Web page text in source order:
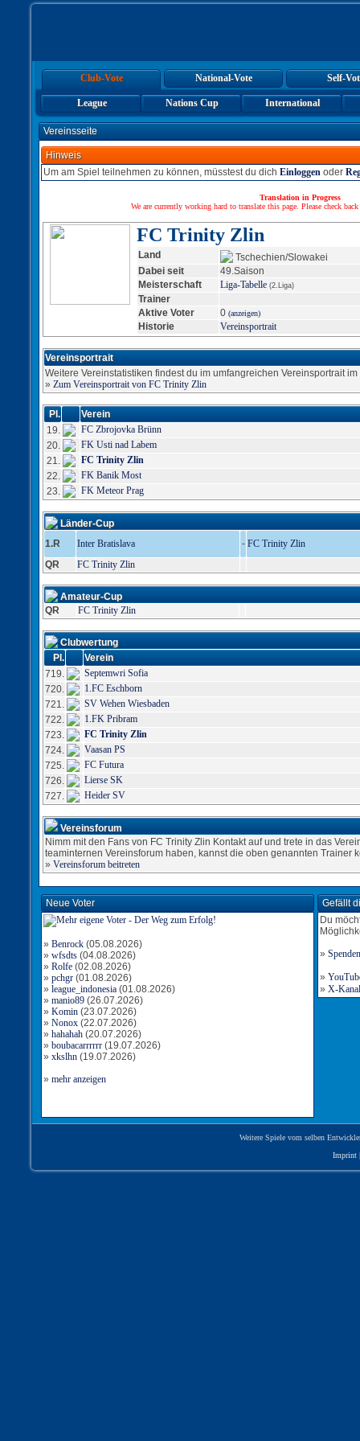
Club-Vote National-Vote Self-
League Nations Cup International
Vereinsseite
Hinweis
Um am Spiel teilnehmen zu können, müsstest du dich Einloggen oder
Translation in Progress
We are currently working hard to translate this page. Please check
FC Trinity Zlin
Land
Tschechien/Slowakei
Dabei seit
49.Saison
Meisterschaft
Liga-Tabelle (2.Liga)
Trainer
Aktive Voter
0 (anzeigen)
Historie Vereinsportrait
Vereinsportrait
Weitere Vereinstatistiken findest du im umfangreichen Vereinsportrait
» Zum Vereinsportrait von FC Trinity Zlin
Pl.
Verein
19.
FC Zbrojovka Brünn
20.
FK Usti nad Labem
21.
FC Trinity Zlin
22.
FK Banik Most
23.
FK Meteor Prag
Länder-Cup
1.R
Inter Bratislava - FC Trinity Zlin
QR
FC Trinity Zlin
Amateur-Cup
QR
FC Trinity Zlin
Clubwertung
Pl.
Verein
719.
Septemwri Sofia
720.
1.FC Eschborn
721.
SV Wehen Wiesbaden
722.
1.FK Pribram
723.
FC Trinity Zlin
724.
Vaasan PS
725.
FC Futura
726.
Lierse SK
727.
Heider SV
Vereinsforum
Nimm mit den Fans von FC Trinity Zlin Kontakt auf und trete in das
teaminternen Vereinsforum haben, kannst die oben genannten Trainer
» Vereinsforum beitreten
Neue Voter
» Benrock (05.08.2026)
» wfsdts (04.08.2026)
» Rolfe (02.08.2026)
» pchgr (01.08.2026)
» league_indonesia (01.08.2026)
» manio89 (26.07.2026)
» Komin (23.07.2026)
» Nonox (22.07.2026)
» hahahah (20.07.2026)
» boubacarrrrrr (19.07.2026)
» xkslhn (19.07.2026)
» mehr anzeigen
Gefällt
Du
» Spenden
»
» X-
Weitere Spiele vom selben
Imprint